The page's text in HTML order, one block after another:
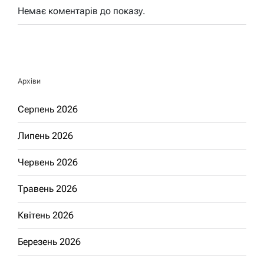
Немає коментарів до показу.
Архіви
Серпень 2026
Липень 2026
Червень 2026
Травень 2026
Квітень 2026
Березень 2026